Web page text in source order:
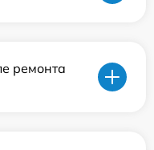
ремонта